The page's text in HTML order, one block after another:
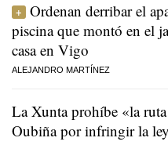
Ordenan derribar el
piscina que montó en el
casa en Vigo
ALEJANDRO MARTÍNEZ
La Xunta prohíbe «la
Oubiña por infringir la